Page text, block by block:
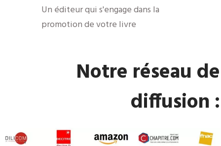
​Un éditeur qui s'engage dans la
promotion de votre livre
​Notre réseau de
diffusion :